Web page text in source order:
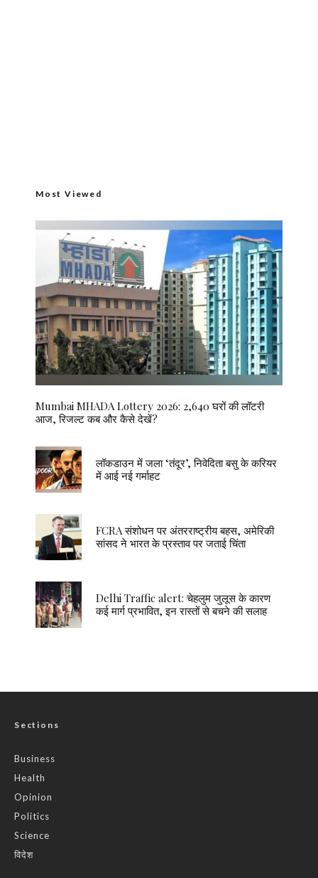
Most Viewed
Mumbai MHADA Lottery 2026: 2,640 घरों की लॉटरी
आज, रिजल्ट कब और कैसे देखें?
लॉकडाउन में जला ‘तंदूर’, निवेदिता बसु के करियर
में आई नई गर्माहट
FCRA संशोधन पर अंतरराष्ट्रीय बहस, अमेरिकी
सांसद ने भारत के प्रस्ताव पर जताई चिंता
Delhi Traffic alert: चेहलुम जुलूस के कारण
कई मार्ग प्रभावित, इन रास्तों से बचने की सलाह
Sections
Business
Health
Opinion
Politics
Science
विदेश